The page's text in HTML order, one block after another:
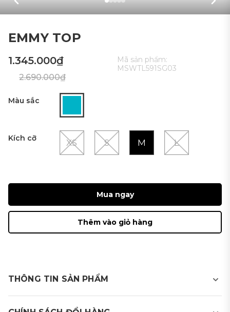
EMMY TOP
1.345.000₫
2.690.000₫
Mã sản phẩm:
MSWTL591SG03
Màu sắc
Kích cỡ XS S M L
Mua ngay
Thêm vào giỏ hàng
THÔNG TIN SẢN PHẨM